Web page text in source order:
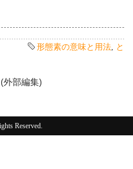
形態素の意味と用法 と
外部編集)
Reserved.